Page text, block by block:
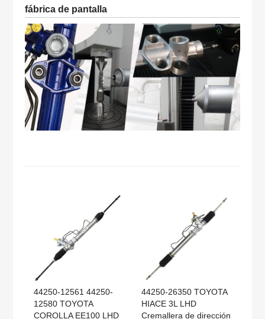
fábrica de pantalla
44250-12561 44250-
12580 TOYOTA
COROLLA EE100 LHD
44250-26350 TOYOTA
HIACE 3L LHD
Cremallera de dirección